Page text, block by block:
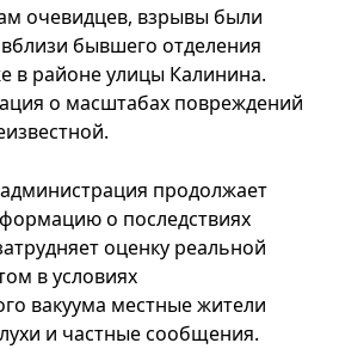
очевидцев, взрывы были
бывшего отделения
в районе улицы Калинина.
о масштабах повреждений
продолжает
о последствиях
оценку реальной
в условиях
вакуума местные жители
и частные сообщения.